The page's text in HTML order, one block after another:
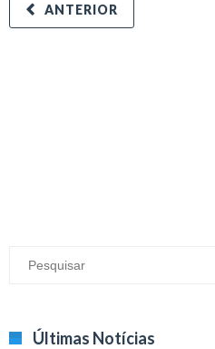
ANTERIOR
Últimas Notícias